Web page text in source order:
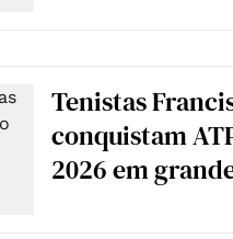
Tenistas
conquistam
2026 em